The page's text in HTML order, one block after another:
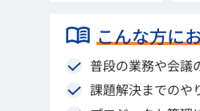
こんな方に
普段の業務や会議
課題解決までのや